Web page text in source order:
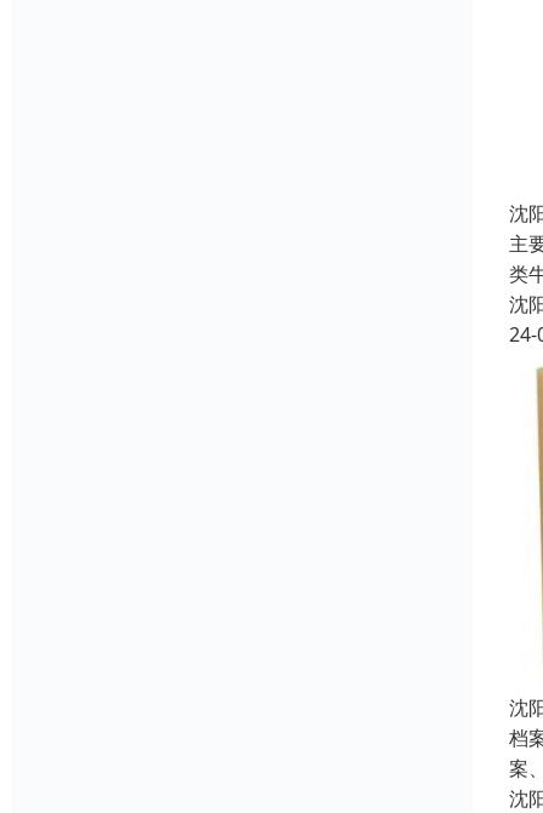
沈
主
类
沈
24-
沈
档
案
沈